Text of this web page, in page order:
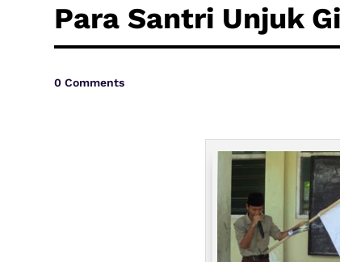
Para Santri Unjuk
0 Comments